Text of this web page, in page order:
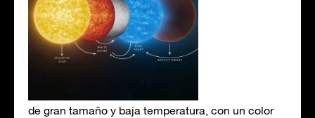
de gran tamaño y baja temperatura, con un color